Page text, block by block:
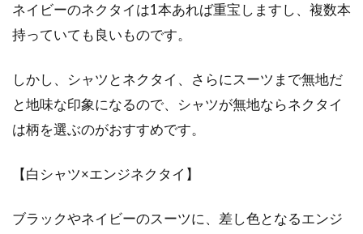
ネイビーのネクタイは1本あれば重宝しますし、複数本
持っていても良いものです。
しかし、シャツとネクタイ、さらにスーツまで無地だ
と地味な印象になるので、シャツが無地ならネクタイ
は柄を選ぶのがおすすめです。
【白シャツ×エンジネクタイ】
ブラックやネイビーのスーツに、差し色となるエンジ